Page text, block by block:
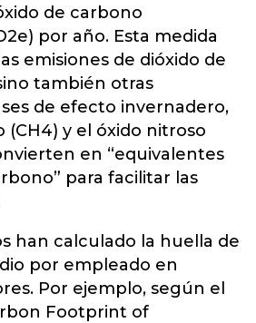
de carbono
por año. Esta medida
emisiones de dióxido de
también otras
de efecto invernadero,
y el óxido nitroso
en “equivalentes
para facilitar las
han calculado la huella de
por empleado en
Por ejemplo, según el
Footprint of